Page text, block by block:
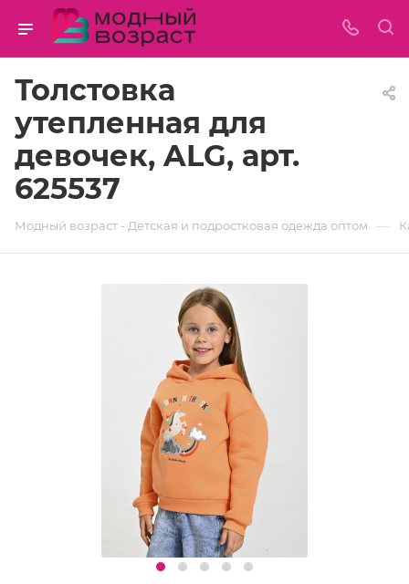
Толстовка
утепленная для
девочек, ALG, арт.
625537
Модный возраст - Детская и подростковая одежда оптом —